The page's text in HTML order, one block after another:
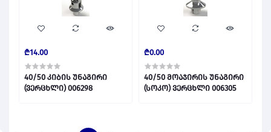
₾14.00
40/50 კიბის უნაგირი
(ვერცხლი) 006298
₾0.00
40/50 მოაჯირის უნაგირი
(სოკო) ვერცხლი 006305